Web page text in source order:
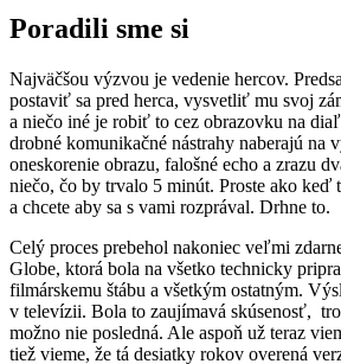
Poradili sme si
Najväčšou výzvou je vedenie hercov.
postaviť sa pred herca, vysvetliť mu svoj
a niečo iné je robiť to cez obrazovku na
drobné komunikačné nástrahy naberajú na
oneskorenie obrazu, falošné echo a zrazu
niečo, čo by trvalo 5 minút. Proste ako keď
a chcete aby sa s vami rozprával. Drhne to.
Celý proces prebehol nakoniec veľmi
Globe, ktorá bola na všetko technicky
filmárskemu štábu a všetkým ostatným.
v televízii. Bola to zaujímavá skúsenosť,
možno nie posledná. Ale aspoň už teraz
tiež vieme, že tá desiatky rokov overená